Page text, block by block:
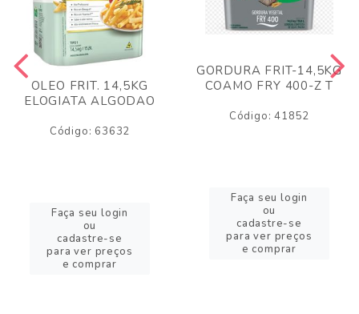
OLEO FRIT. 14,5KG
ELOGIATA ALGODAO
Código: 63632
Faça seu login
ou
cadastre-se
para ver preços
e comprar
GORDURA FRIT-14,5KG
COAMO FRY 400-Z T
Código: 41852
Faça seu login
ou
cadastre-se
para ver preços
e comprar